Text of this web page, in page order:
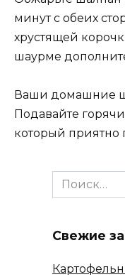
минут с обеих
хрустящей
шаурме
Ваши домашние
Подавайте
который приятно
Search
for:
Свежие